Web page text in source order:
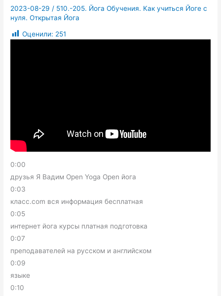
2023-08-29 / 510.-205. Йога Обучения. Как учиться Йоге с
нуля. Открытая Йога
Оценили: 251
0:00
друзья Я Вадим Open Yoga Open йога
0:03
класс.com вся информация бесплатная
0:05
интернет йога курсы платная подготовка
0:07
преподавателей на русском и английском
0:09
языке
0:10